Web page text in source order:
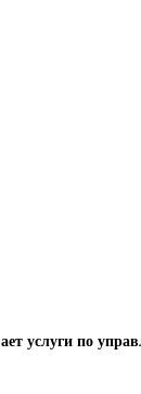
услуги по